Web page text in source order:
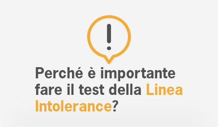
Perché è importante
fare il test della Linea
Intolerance?